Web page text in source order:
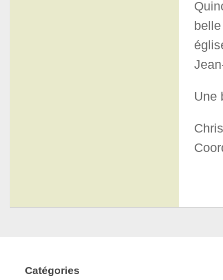
Une
Catégories